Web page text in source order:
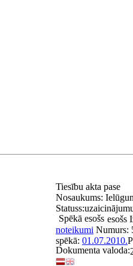
Tiesību akta pase
Nosaukums:
Statuss:
Spēkā esošs esošs
noteikumi Numurs:
spēkā: 01.07.2010.
Dokumenta valoda: